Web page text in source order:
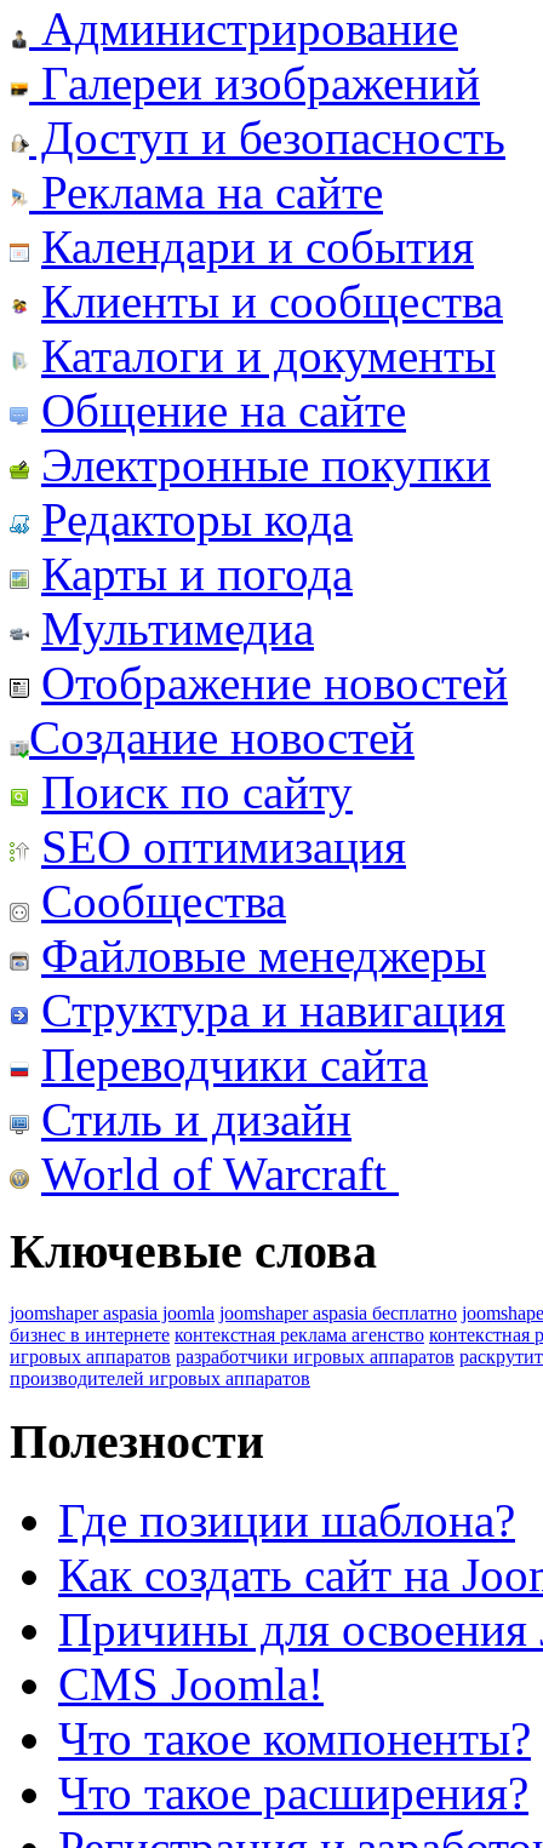
Администрирование
Галереи изображений
Доступ и безопасность
Реклама на сайте
Календари и события
Клиенты и сообщества
Каталоги и документы
Общение на сайте
Электронные покупки
Редакторы кода
Карты и погода
Мультимедиа
Отображение новостей
Создание новостей
Поиск по сайту
SEO оптимизация
Сообщества
Файловые менеджеры
Структура и навигация
Переводчики сайта
Стиль и дизайн
World of Warcraft
Ключевые слова
joomshaper aspasia joomla joomshaper aspasia бесплатно
бизнес в интернете контекстная реклама агенство контекстная
игровых аппаратов разработчики игровых аппаратов
производителей игровых аппаратов
Полезности
Где позиции шаблона?
Как создать сайт на
Причины для освоения
CMS Joomla!
Что такое компоненты?
Что такое расширения?